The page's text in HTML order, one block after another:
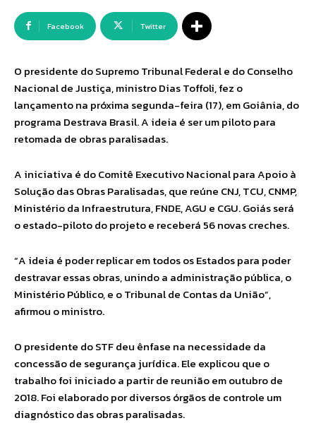
Facebook Twitter
O presidente do Supremo Tribunal Federal e do Conselho
Nacional de Justiça, ministro Dias Toffoli, fez o
lançamento na próxima segunda-feira (17), em Goiânia, do
programa Destrava Brasil. A ideia é ser um piloto para
retomada de obras paralisadas.
A iniciativa é do Comitê Executivo Nacional para Apoio à
Solução das Obras Paralisadas, que reúne CNJ, TCU, CNMP,
Ministério da Infraestrutura, FNDE, AGU e CGU. Goiás será
o estado-piloto do projeto e receberá 56 novas creches.
“A ideia é poder replicar em todos os Estados para poder
destravar essas obras, unindo a administração pública, o
Ministério Público, e o Tribunal de Contas da União”,
afirmou o ministro.
O presidente do STF deu ênfase na necessidade da
concessão de segurança jurídica. Ele explicou que o
trabalho foi iniciado a partir de reunião em outubro de
2018. Foi elaborado por diversos órgãos de controle um
diagnóstico das obras paralisadas.